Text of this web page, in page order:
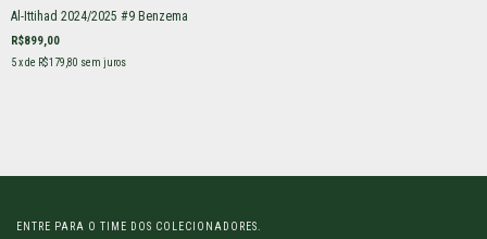
Al-Ittihad 2024/2025 #9 Benzema
R$899,00
5x de R$179,80 sem juros
ENTRE PARA O TIME DOS COLECIONADORES.